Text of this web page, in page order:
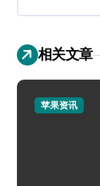
相关文章
苹果资讯